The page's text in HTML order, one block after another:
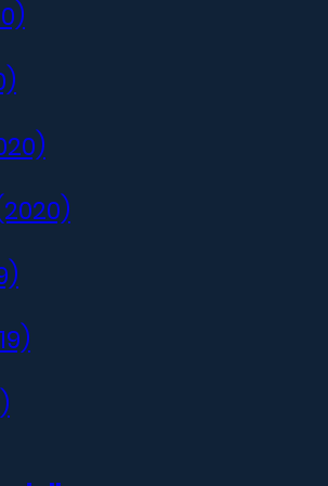
zou je voor
Technici:
kunnen vrijwel elk
Onderdelen:
op je apparaat.
en Betrouwbaarheid:
om je apparaat zo